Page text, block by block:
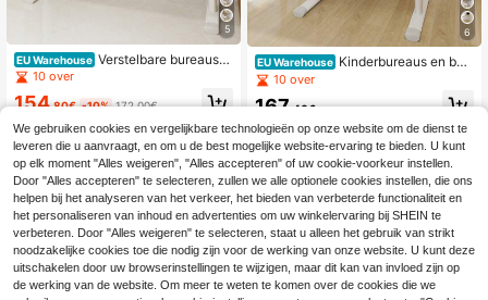
5
EU Warehouse Verstelbare bureausto
el voor kinderen en volwassenen – i
n hoogte verstelbaar multifunctione
el bureau voor thuis/kantoor, compa
10 over
154.80€ -10% 172.00€
6
EU Warehouse Kinderbureaus en bur
eausets
10 over
167.40€
We gebruiken cookies en vergelijkbare technologieën op onze website om de dienst te
leveren die u aanvraagt, en om u de best mogelijke website-ervaring te bieden. U kunt
op elk moment "Alles weigeren", "Alles accepteren" of uw cookie-voorkeur instellen.
Door "Alles accepteren" te selecteren, zullen we alle optionele cookies instellen, die ons
helpen bij het analyseren van het verkeer, het bieden van verbeterde functionaliteit en
het personaliseren van inhoud en advertenties om uw winkelervaring bij SHEIN te
verbeteren. Door "Alles weigeren" te selecteren, staat u alleen het gebruik van strikt
noodzakelijke cookies toe die nodig zijn voor de werking van onze website. U kunt deze
uitschakelen door uw browserinstellingen te wijzigen, maar dit kan van invloed zijn op
de werking van de website. Om meer te weten te komen over de cookies die we